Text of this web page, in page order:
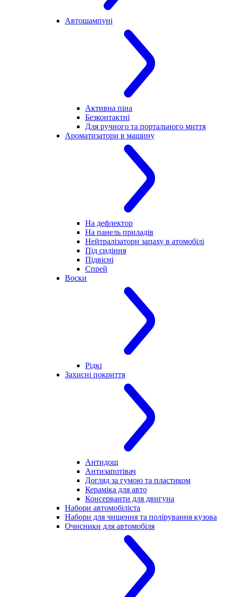
Автошампуні
Активна піна
Безконтактні
Для ручного та портального миття
Ароматизатори в машину
На дефлектор
На панель приладів
Нейтралізатори запаху в атомобілі
Під сидіння
Підвісні
Спрей
Воски
Рідкі
Захисні покриття
Антидощ
Антизапотівач
Догляд за гумою та пластиком
Кераміка для авто
Консерванти для двигуна
Набори автомобіліста
Набори для чищення та полірування кузова
Очисники для автомобіля